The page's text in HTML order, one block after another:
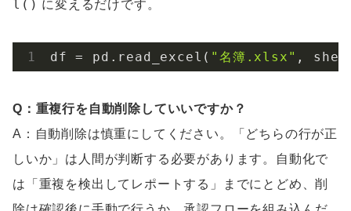
l() に変えるだけです。
df = pd.read_excel( "名簿.xlsx" ,
Q：重複行を自動削除していいですか？
A：自動削除は慎重にしてください。「どちらの行が正
しいか」は人間が判断する必要があります。自動化で
は「重複を検出してレポートする」までにとどめ、削